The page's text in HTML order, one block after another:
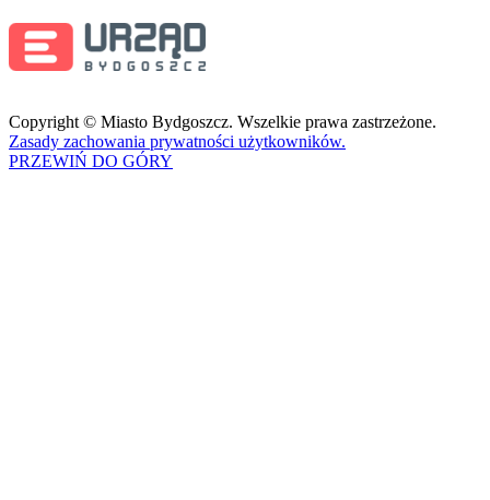
Copyright © Miasto Bydgoszcz. Wszelkie prawa zastrzeżone.
Zasady zachowania prywatności użytkowników.
PRZEWIŃ DO GÓRY